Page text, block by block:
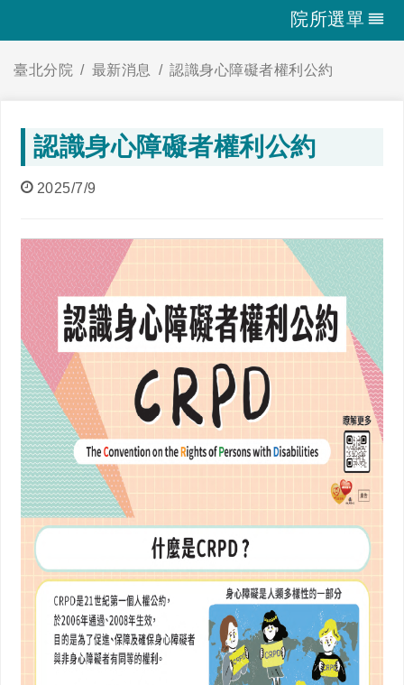
院所選單
臺北分院 最新消息 認識身心障礙者權利公約
認識身心障礙者權利公約
2025/7/9